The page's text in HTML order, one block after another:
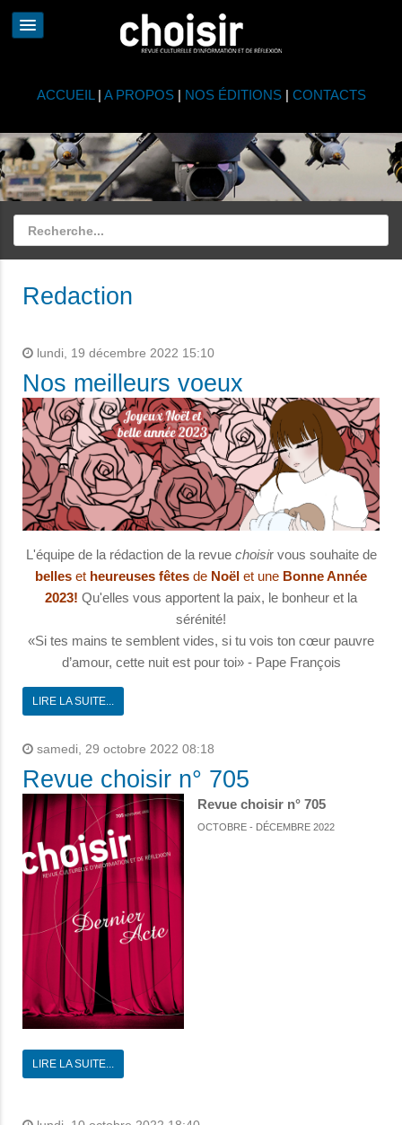
ACCUEIL | A PROPOS| NOS ÉDITIONS| CONTACTS
Redaction
lundi, 19 décembre 2022 15:10
Nos meilleurs voeux
L'équipe de la rédaction de la revue choisir vous souhaite de
belles et heureuses fêtes de Noël et une Bonne Année
2023! Qu'elles vous apportent la paix, le bonheur et la
sérénité!
«Si tes mains te semblent vides, si tu vois ton cœur pauvre
d’amour, cette nuit est pour toi» - Pape François
LIRE LA SUITE...
samedi, 29 octobre 2022 08:18
Revue choisir n° 705
Revue choisir n° 705
OCTOBRE - DÉCEMBRE 2022
LIRE LA SUITE...